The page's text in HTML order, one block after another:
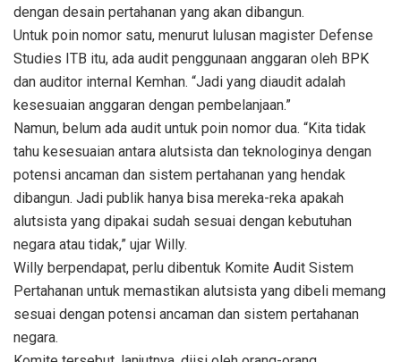
dengan desain pertahanan yang akan dibangun.
Untuk poin nomor satu, menurut lulusan magister Defense
Studies ITB itu, ada audit penggunaan anggaran oleh BPK
dan auditor internal Kemhan. “Jadi yang diaudit adalah
kesesuaian anggaran dengan pembelanjaan.”
Namun, belum ada audit untuk poin nomor dua. “Kita tidak
tahu kesesuaian antara alutsista dan teknologinya dengan
potensi ancaman dan sistem pertahanan yang hendak
dibangun. Jadi publik hanya bisa mereka-reka apakah
alutsista yang dipakai sudah sesuai dengan kebutuhan
negara atau tidak,” ujar Willy.
Willy berpendapat, perlu dibentuk Komite Audit Sistem
Pertahanan untuk memastikan alutsista yang dibeli memang
sesuai dengan potensi ancaman dan sistem pertahanan
negara.